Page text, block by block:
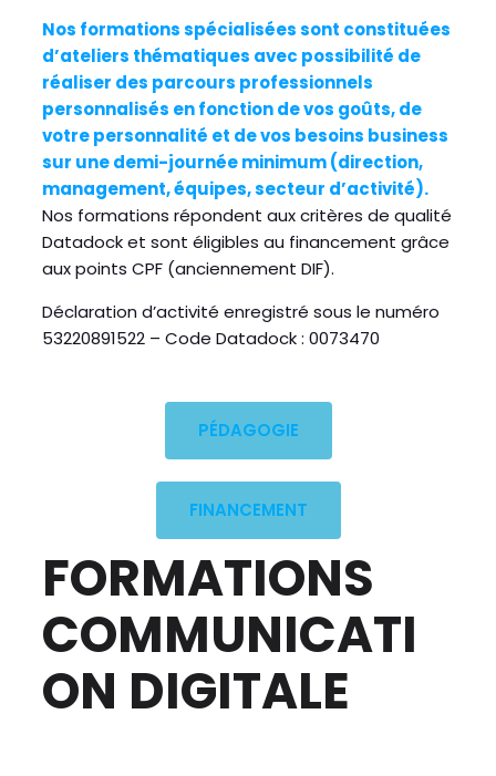
Nos formations spécialisées sont constituées
d’ateliers thématiques avec possibilité de
réaliser des parcours professionnels
personnalisés en fonction de vos goûts, de
votre personnalité et de vos besoins business
sur une demi-journée minimum (direction,
management, équipes, secteur d’activité).
Nos formations répondent aux critères de qualité
Datadock et sont éligibles au financement grâce
aux points CPF (anciennement DIF).
Déclaration d’activité enregistré sous le numéro
53220891522 – Code Datadock : 0073470
PÉDAGOGIE
FINANCEMENT
FORMATIONS
COMMUNICATI
ON DIGITALE